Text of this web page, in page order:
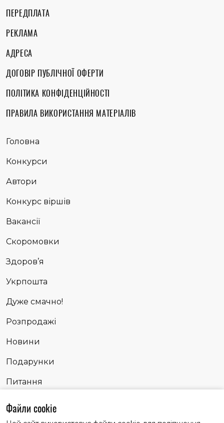
ПЕРЕДПЛАТА
РЕКЛАМА
АДРЕСА
ДОГОВІР ПУБЛІЧНОЇ ОФЕРТИ
ПОЛІТИКА КОНФІДЕНЦІЙНОСТІ
ПРАВИЛА ВИКОРИСТАННЯ МАТЕРІАЛІВ
Головна
Конкурси
Автори
Конкурс віршів
Вакансії
Скоромовки
Здоров’я
Укрпошта
Дуже смачно!
Розпродажі
Новини
Подарунки
Питання
Сповідь
Файли cookie